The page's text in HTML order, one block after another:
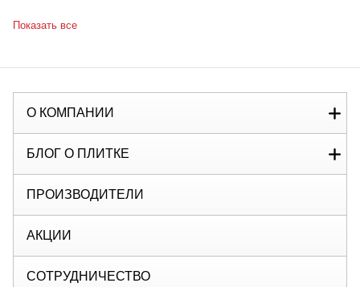
Показать все
О КОМПАНИИ
БЛОГ О ПЛИТКЕ
ПРОИЗВОДИТЕЛИ
АКЦИИ
СОТРУДНИЧЕСТВО